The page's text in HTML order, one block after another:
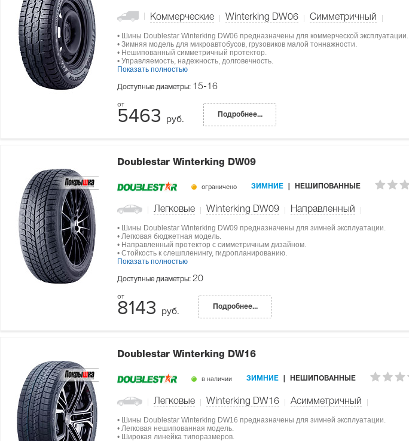
Коммерческие Winterking DW06 Симметричный
• Шины Doublestar Winterking DW06 предназначены для коммерческой эксплуатации.
• Зимняя модель для микроавтобусов, грузовиков малой тоннажности.
• Нешипованный симметричный протектор.
• Управляемость, надежность, долговечность.
Показать полностью
Доступные диаметры: 15-16
5463 руб. Подробнее...
Doublestar Winterking DW09
ограничено ЗИМНИЕ НЕШИПОВАННЫЕ
Легковые Winterking DW09 Направленный
• Шины Doublestar Winterking DW09 предназначены для зимней эксплуатации.
• Легковая бюджетная модель.
• Направленный протектор с симметричным дизайном.
• Стойкость к слешпленингу, гидропланированию.
Показать полностью
Доступные диаметры: 20
8143 руб. Подробнее...
Doublestar Winterking DW16
в наличии ЗИМНИЕ НЕШИПОВАННЫЕ
Легковые Winterking DW16 Асимметричный
• Шины Doublestar Winterking DW16 предназначены для зимней эксплуатации.
• Легковая нешипованная модель.
• Широкая линейка типоразмеров.